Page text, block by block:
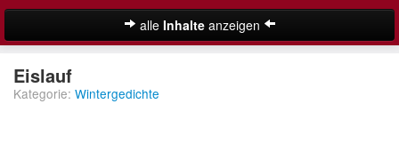
alle Inhalteanzeigen
Adventsgedichte
Eislauf
Kategorie: Wintergedichte